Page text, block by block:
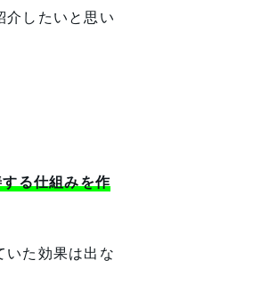
介したいと思い
る仕組みを作
た効果は出な